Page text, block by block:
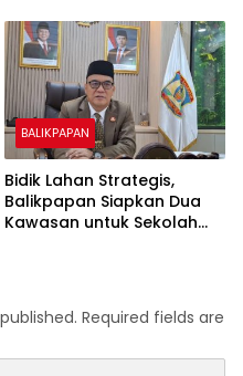
Biaya Warga
BALIKPAPAN
Bidik Lahan Strategis,
Balikpapan Siapkan Dua
Kawasan untuk Sekolah
Required fields are